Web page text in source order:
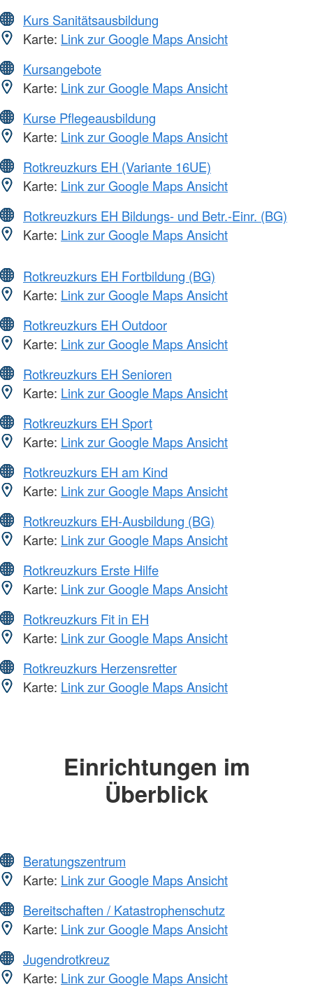
Kurs Sanitätsausbildung
Karte: Link zur Google Maps Ansicht
Kursangebote
Karte: Link zur Google Maps Ansicht
Kurse Pflegeausbildung
Karte: Link zur Google Maps Ansicht
Rotkreuzkurs EH (Variante 16UE)
Karte: Link zur Google Maps Ansicht
Rotkreuzkurs EH Bildungs- und Betr.-Einr. (BG)
Karte: Link zur Google Maps Ansicht
Rotkreuzkurs EH Fortbildung (BG)
Karte: Link zur Google Maps Ansicht
Rotkreuzkurs EH Outdoor
Karte: Link zur Google Maps Ansicht
Rotkreuzkurs EH Senioren
Karte: Link zur Google Maps Ansicht
Rotkreuzkurs EH Sport
Karte: Link zur Google Maps Ansicht
Rotkreuzkurs EH am Kind
Karte: Link zur Google Maps Ansicht
Rotkreuzkurs EH-Ausbildung (BG)
Karte: Link zur Google Maps Ansicht
Rotkreuzkurs Erste Hilfe
Karte: Link zur Google Maps Ansicht
Rotkreuzkurs Fit in EH
Karte: Link zur Google Maps Ansicht
Rotkreuzkurs Herzensretter
Karte: Link zur Google Maps Ansicht
Einrichtungen im
Überblick
Beratungszentrum
Karte: Link zur Google Maps Ansicht
Bereitschaften / Katastrophenschutz
Karte: Link zur Google Maps Ansicht
Jugendrotkreuz
Karte: Link zur Google Maps Ansicht